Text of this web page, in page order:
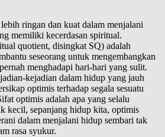
ringan dan kuat dalam menjalani
memiliki kecerdasan spiritual.
quotient, disingkat SQ) adalah
seseorang untuk mengembangkan
menghadapi hari-hari yang sulit.
kejadian dalam hidup yang jauh
optimis terhadap segala sesuatu
optimis adalah apa yang selalu
kecil, sepanjang hidup kita, optimis
dalam menjalani hidup sembari tak
rasa syukur.